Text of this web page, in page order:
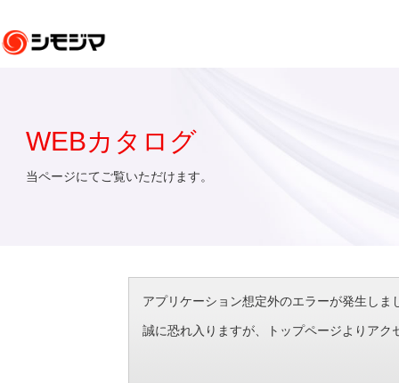
WEBカタログ
当ページにてご覧いただけます。
アプリケーション想定外のエラーが発生し
誠に恐れ入りますが、トップページよりアク